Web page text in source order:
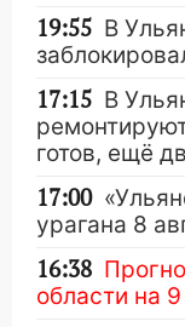
19:55 В
17:15 В
готов, ещё
17:00
урагана 8
16:38
области на